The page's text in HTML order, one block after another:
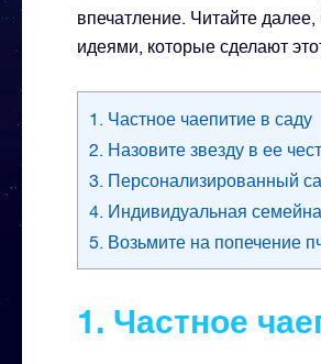
впечатление. Читайте
идеями, которые сделают
1. Частное чаепитие в саду
2. Назовите звезду в ее
3. Персонализированный
4. Индивидуальная
5. Возьмите на попечение
1. Частное